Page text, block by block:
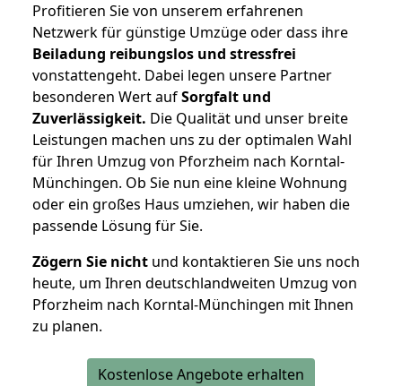
Profitieren Sie von unserem erfahrenen
Netzwerk für günstige Umzüge oder dass ihre
Beiladung reibungslos und stressfrei
vonstattengeht. Dabei legen unsere Partner
besonderen Wert aufSorgfalt und
Zuverlässigkeit. Die Qualität und unser breite
Leistungen machen uns zu der optimalen Wahl
für Ihren Umzug von Pforzheim nach Korntal-
Münchingen. Ob Sie nun eine kleine Wohnung
oder ein großes Haus umziehen, wir haben die
passende Lösung für Sie.
Zögern Sie nicht und kontaktieren Sie uns noch
heute, um Ihren deutschlandweiten Umzug von
Pforzheim nach Korntal-Münchingen mit Ihnen
zu planen.
Kostenlose Angebote erhalten